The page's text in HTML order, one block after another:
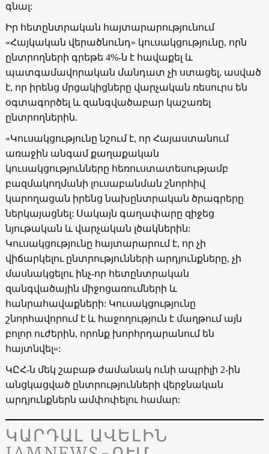
գնալ:
Իր հետընտրական հայտարարությունում
«Հայկական վերածնունդ» կուսակցությունը, որն
ընտրողների գրեթե 4%-ն է հավաքել և
պատգամավորական մանդատ չի ստացել, ասված
է, որ իրենց մրցակիցները վարչական ռեսուրս են
օգտագործել և զանգվածաբար կաշառել
ընտրողներին.
«Կուսակցությունը նշում է, որ Հայաստանում
առաջին անգամ քաղաքական
կուսակցությունները հեռուստատեսությամբ
բազմակողմանի լուսաբանման շնորհիվ
կարողացան իրենց նախընտրական ծրագրերը
ներկայացնել: Սակայն գաղափարը զիջեց
նյութական և վարչական լծակներին:
Կուսակցությունը հայտարարում է, որ չի
վիճարկելու ընտրությունների արդյունքները, չի
մասնակցելու ինչ-որ հետընտրական
զանգվածային միջոցառումների և
հանրահավաքների: Կուսակցությունը
շնորհավորում է և հաջողություն է մաղթում այն
բոլոր ուժերին, որոնք խորհրդարանում են
հայտնվել»:
ԿԸՀ-ն մեկ շաբաթ ժամանակ ունի ապրիլի 2-ին
անցկացված ընտրությունների վերջնական
արդյունքներն ամփոփելու համար:
ԿԱՐԴԱԼ ԱՎԵԼԻՆ